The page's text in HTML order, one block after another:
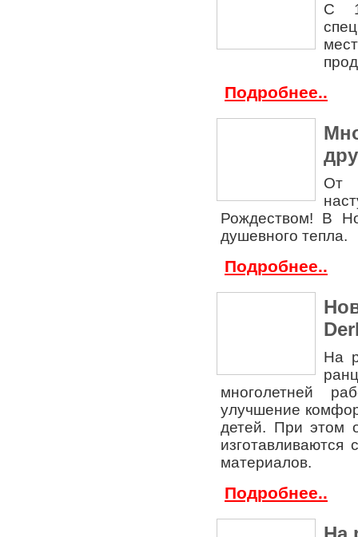
С
Подробнее..
От
Рождеством! В
душевного тепла.
Подробнее..
На
многолетней
улучшение
детей. При этом
материалов.
Подробнее..